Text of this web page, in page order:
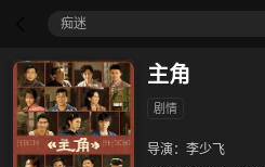
痴迷
主角
剧情
导演： 李少飞